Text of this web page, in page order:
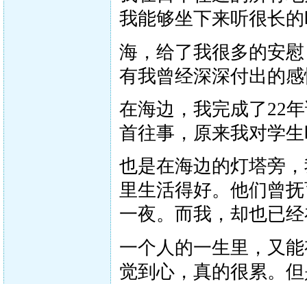
我能够坐下来听很长
海，给了我很多的安
有我曾经深深付出的
在海边，我完成了22
首往事，原来我对学
也是在海边的灯塔旁
里生活得好。他们曾
一夜。而我，却也已
一个人的一生里，又
觉到心，真的很累。